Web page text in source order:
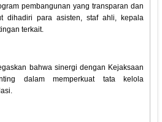
pembangunan yang transparan dan
dihadiri para asisten, staf ahli, kepala
terkait.
bahwa sinergi dengan Kejaksaan
dalam memperkuat tata kelola